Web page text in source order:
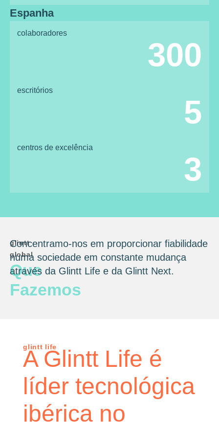
Espanha
colaboradores
300
escritórios
5
centros de excelência
3
glintt
global
Que
Fazemos
Concentramo-nos em proporcionar fiabilidade
numa sociedade em constante mudança
através da Glintt Life e da Glintt Next.
glintt life
A Glintt Life é
líder tecnológica
ibérica no